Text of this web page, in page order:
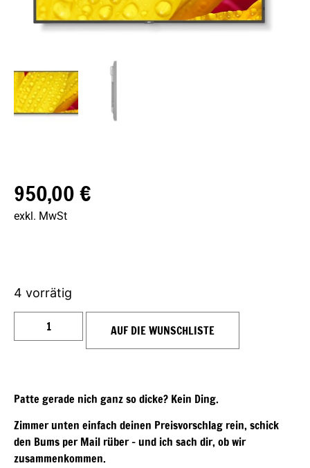
950,00€
exkl. MwSt
4 vorrätig
AUF DIE WUNSCHLISTE
Patte gerade nich ganz so dicke? Kein Ding.
Zimmer unten einfach deinen Preisvorschlag rein, schick
den Bums per Mail rüber – und ich sach dir, ob wir
zusammenkommen.